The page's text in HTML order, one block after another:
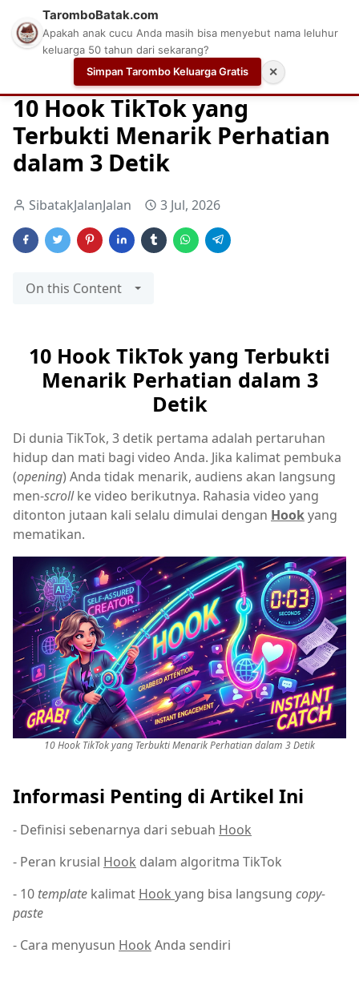
hook tiktok kalimat pembuka tiktok
10 Hook TikTok yang
Terbukti Menarik Perhatian
dalam 3 Detik
SibatakJalanJalan 3 Jul, 2026
On this Content
10 Hook TikTok yang Terbukti
Menarik Perhatian dalam 3
Detik
Di dunia TikTok, 3 detik pertama adalah pertaruhan
hidup dan mati bagi video Anda. Jika kalimat pembuka
(opening) Anda tidak menarik, audiens akan langsung
men-scrollke video berikutnya. Rahasia video yang
ditonton jutaan kali selalu dimulai dengan Hookyang
mematikan.
10 Hook TikTok yang Terbukti Menarik Perhatian dalam 3 Detik
Informasi Penting di Artikel Ini
- Definisi sebenarnya dari sebuah Hook
- Peran krusial Hook dalam algoritma TikTok
- 10 template kalimat Hook yang bisa langsung copy-
paste
- Cara menyusun Hook Anda sendiri
TaromboBatak.com
Apakah anak cucu Anda masih bisa menyebut nama leluhur
keluarga 50 tahun dari sekarang?
Simpan Tarombo Keluarga Gratis
✕